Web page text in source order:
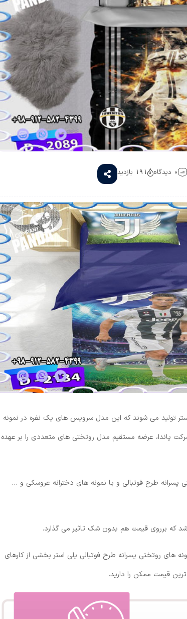
0 دیدگاه 191 بازدید
تولید می شوند که این مدل سرویس های یک نفره در نمونه
پاندا، عرضه مستقیم مدل روتختی های متعددی را بر عهده
پسرانه طرح فوتبالی و یا نمونه های دخترانه عروسکی و …
که برروی قیمت هم بدون شک تاثیر می گذارد.
های روتختی پسرانه طرح فوتبالی پلی استر بخشی از کارهای
قیمت ممکن را دارید.